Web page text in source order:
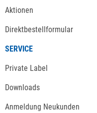
Aktionen
Direktbestellformular
SERVICE
Private Label
Downloads
Anmeldung Neukunden